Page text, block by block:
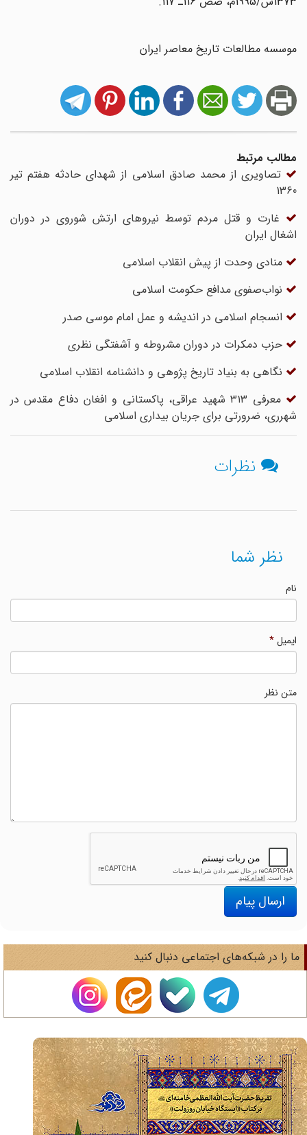
موسسه مطالعات تاریخ معاصر ایران
مطالب مرتبط
تصاویری از محمد صادق اسلامی از شهدای حادثه هفتم تیر
1360
غارت و قتل مردم توسط نیروهای ارتش شوروی در دوران
اشغال ایران
منادی وحدت از پیش انقلاب اسلامی
نواب‌صفوی مدافع حکومت اسلامی
انسجام اسلامی در اندیشه و عمل امام موسی صدر
حزب دمکرات در دوران مشروطه و آشفتگی نظری
نگاهی به بنیاد تاریخ پژوهی و دانشنامه انقلاب اسلامی
معرفی ۳۱۳ شهید عراقی، پاکستانی و افغان دفاع مقدس در
شهرری، ضرورتی برای جریان بیداری اسلامی
نظرات
نظر شما
ایمیل*
متن نظر
ارسال پیام
را در شبکه‌های اجتماعی دنبال کنید